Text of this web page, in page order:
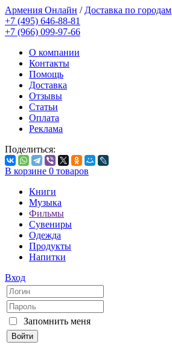
Армения Онлайн / Доставка по городам
+7 (495) 646-88-81
+7 (966) 099-97-66
О компании
Контакты
Помощь
Доставка
Отзывы
Статьи
Оплата
Реклама
Поделиться:
В корзине 0 товаров
Книги
Музыка
Фильмы
Сувениры
Одежда
Продукты
Напитки
Вход
Запомнить меня